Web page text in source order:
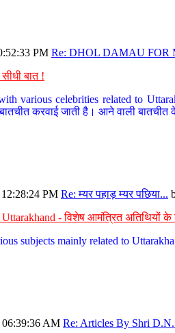
PM Re: DHOL DAMAU FOR
बात !
various celebrities related to
करवाई जाती है। आने वाली
PM Re: म्यर पहाड़ म्यर पछिया...
Uttarakhand - विशेष आमंत्रित अतिथियों
subjects mainly related to
06:39:36 AM Re: Articles By Shri